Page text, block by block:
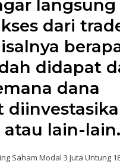
langsung
dari
didapat
dana
atau lain-lain.
Saham Modal 3 Juta Untung